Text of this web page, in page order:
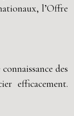
l’Offre
des
efficacement.